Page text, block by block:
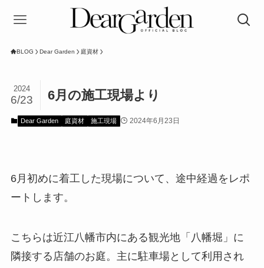
BLOG Dear Garden 庭資材
6月の施工現場より
2024
6/23
Dear Garden 庭資材 施工現場 2024年6月23日
6月初めに着工した現場について、途中経過をレポ
ートします。
こちらは近江八幡市内にある観光地「八幡堀」に
隣接する店舗のお庭。主に駐車場として利用され